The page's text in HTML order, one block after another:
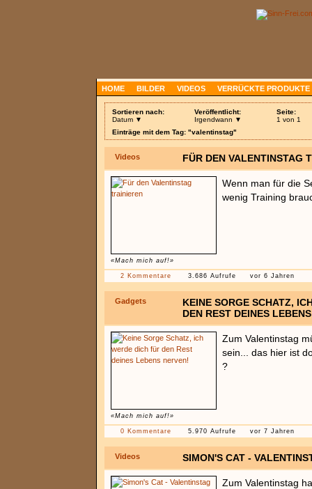
HOME BILDER VIDEOS VERRÜCKTE PRODUKTE
Sortieren nach:
Datum ▼
Veröffentlicht:
Irgendwann ▼
Seite:
1 von 1
Einträge mit dem Tag: "valentinstag"
Videos FÜR DEN VALENTINSTAG
«Mach mich auf!»
Wenn man für die
wenig Training
2 Kommentare 3.686 Aufrufe vor 6 Jahren
Gadgets
KEINE SORGE SCHATZ,
DEN REST DEINES
«Mach mich auf!»
Zum Valentinstag
sein... das hier ist
?
0 Kommentare 5.970 Aufrufe vor 7 Jahren
Videos SIMON'S CAT -
Zum Valentinstag